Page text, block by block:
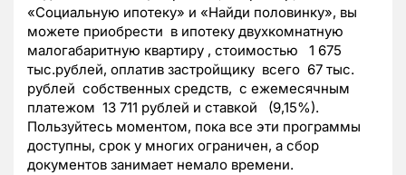
«Социальную ипотеку» и «Найди половинку», вы
можете приобрести в ипотеку двухкомнатную
малогабаритную квартиру , стоимостью 1 675
тыс.рублей, оплатив застройщику всего 67 тыс.
рублей собственных средств, с ежемесячным
платежом 13 711 рублей и ставкой (9,15%).
Пользуйтесь моментом, пока все эти программы
доступны, срок у многих ограничен, а сбор
документов занимает немало времени.